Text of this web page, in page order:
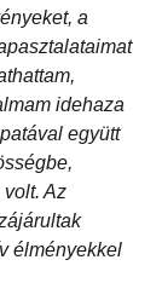
a
idehaza
együtt
Az
élményekkel